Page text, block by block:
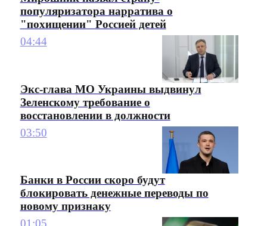
популяризатора нарратива о
"похищении" Россией детей
04:44
Экс-глава МО Украины выдвинул
Зеленскому требование о
восстановлении в должности
03:50
Банки в России скоро будут
блокировать денежные переводы по
новому признаку
01:05